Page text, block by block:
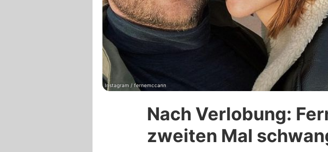
App
Utiq
Instagram / fernemccann
Nach Verlobung:
zweiten Mal